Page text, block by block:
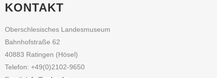
KONTAKT
Oberschlesisches Landesmuseum
Bahnhofstraße 62
40883 Ratingen (Hösel)
Telefon: +49(0)2102-9650